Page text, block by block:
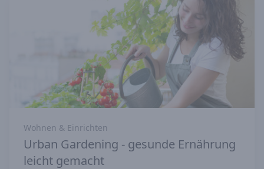
Wohnen & Einrichten
Urban Gardening - gesunde Ernährung
leicht gemacht